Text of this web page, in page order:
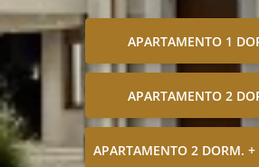
APARTAMENTO 1
APARTAMENTO 2
APARTAMENTO 2 DORM. +